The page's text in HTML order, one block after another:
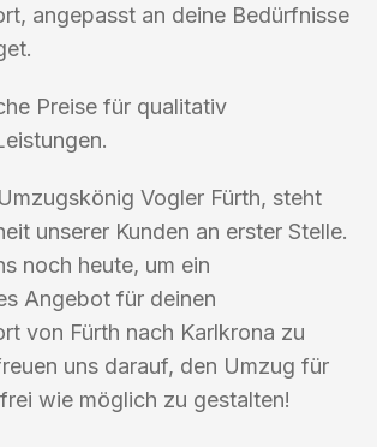
angepasst an deine Bedürfnisse
Preise für qualitativ
Vogler Fürth, steht
unserer Kunden an erster Stelle.
noch heute, um ein
Angebot für deinen
von Fürth nach Karlkrona zu
uns darauf, den Umzug für
wie möglich zu gestalten!